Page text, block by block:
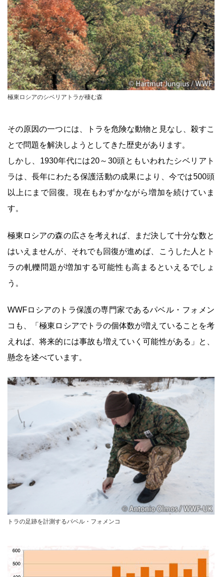
極東ロシアのシベリアトラが棲む森
その原因の一つには、トラを危険な動物と見なし、殺すこ
とで問題を解決しようとしてきた歴史があります。
しかし、1930年代には20～30頭ともいわれたシベリアト
ラは、長年にわたる保護活動の成果により、今では500頭
以上にまで回復。現在もわずかながら増加を続けていま
す。
極東ロシアの森の広さを考えれば、まだ決して十分な数と
はいえませんが、それでも回復が進めば、こうした人とト
ラの軋轢問題が増加する可能性も高まるといえるでしょ
う。
WWFロシアのトラ保護の専門家であるパベル・フォメン
コも、「極東ロシアでトラの個体数が増えていることを考
えれば、将来的には事故も増えていく可能性がある」と、
懸念を述べています。
トラの足跡を計測するパベル・フォメンコ